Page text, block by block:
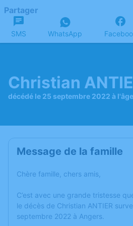
Partager
SMS WhatsApp
Christian
décédé le 25 septembre 2022 à
Message de la famille
Chère famille, chers amis,
C’est avec une grande tristesse
le décès de Christian ANTIER
septembre 2022 à Angers.